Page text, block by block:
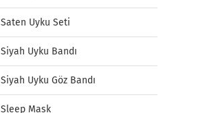
Saten Uyku Seti
Siyah Uyku Bandı
Siyah Uyku Göz Bandı
Sleep Mask